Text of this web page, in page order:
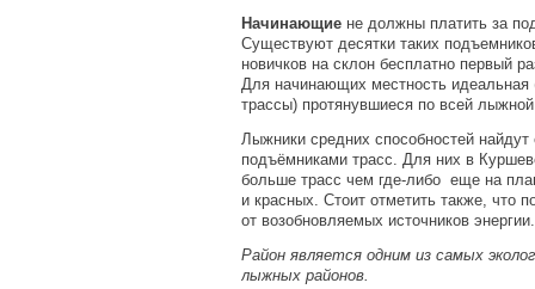
Начинающие не должны платить за
Существуют десятки таких
новичков на склон бесплатно первый
Для начинающих местность идеальная
трассы) протянувшиеся по всей
Лыжники средних способностей
подъёмниками трасс. Для них в
больше трасс чем где-либо еще на
и красных. Стоит отметить также, что
от возобновляемых источников энергии.
Район является одним из самых
лыжных районов.